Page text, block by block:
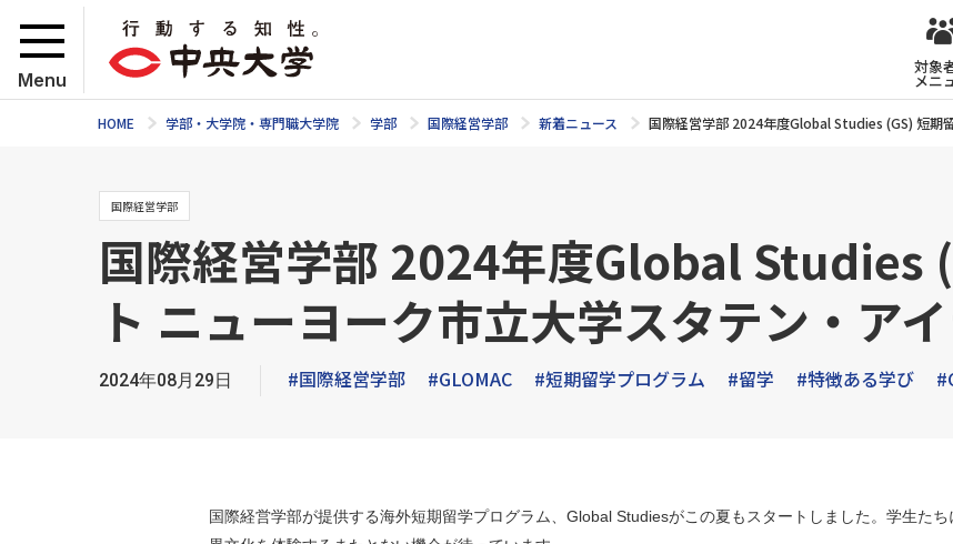
Menu
対象
メニ
HOME 学部・大学院・専門職大学院 学部 国際経営学部 新着ニュース 国際経営学部 2024年度Global Studies (GS) 短期
国際経営学部
国際経営学部 2024年度Global Studies
ト ニューヨーク市立大学スタテン・ア
2024年08月29日 #国際経営学部 #GLOMAC #短期留学プログラム #留学 #特徴ある学び
国際経営学部が提供する海外短期留学プログラム、Global Studiesがこの夏もスタートしました。学生た